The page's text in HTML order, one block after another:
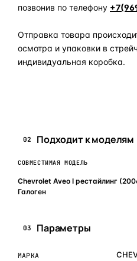
позвонив по телефону
Отправка товара
осмотра и упаковки в
индивидуальная коробка.
02 Подходит к моделям
СОВМЕСТИМАЯ МОДЕЛЬ
Chevrolet Aveo I рестайлинг
Галоген
03 Параметры
МАРКА